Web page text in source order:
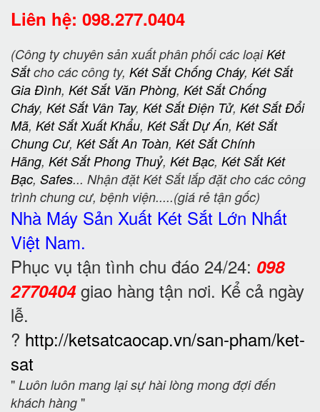
Liên hệ: 098.277.0404
(Công ty chuyên sản xuất phân phối các loạiKét
Sắtcho các công ty, Két Sắt Chống Cháy, Két Sắt
Gia Đình, Két Sắt Văn Phòng, Két Sắt Chống
Cháy, Két Sắt Vân Tay, Két Sắt Điện Tử, Két Sắt Đổi
Mã, Két Sắt Xuất Khẩu, Két Sắt Dự Án, Két Sắt
Chung Cư, Két Sắt An Toàn, Két Sắt Chính
Hãng, Két Sắt Phong Thuỷ, Két Bạc, Két Sắt Két
Bạc, Safes... Nhận đặt Két Sắt lắp đặt cho các công
trình chung cư, bệnh viện.....(giá rẻ tận gốc)
Nhà Máy Sản Xuất Két Sắt Lớn Nhất
Việt Nam.
Phục vụ tận tình chu đáo 24/24: 098
2770404giao hàng tận nơi. Kể cả ngày
lễ.
? http://ketsatcaocap.vn/san-pham/ket-
sat
" Luôn luôn mang lại sự hài lòng mong đợi đến
khách hàng "